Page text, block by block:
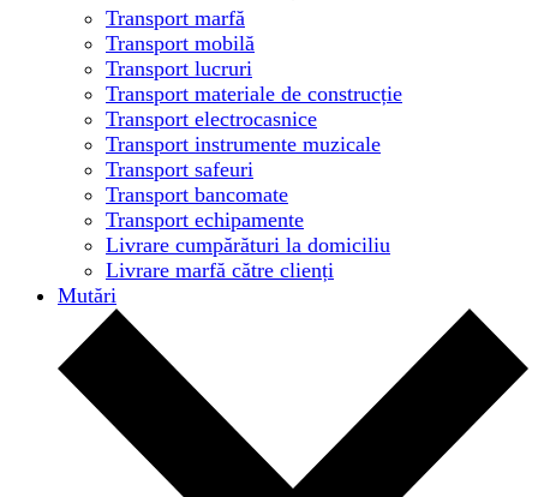
Transport marfă
Transport mobilă
Transport lucruri
Transport materiale de construcție
Transport electrocasnice
Transport instrumente muzicale
Transport safeuri
Transport bancomate
Transport echipamente
Livrare cumpărături la domiciliu
Livrare marfă către clienți
Mutări